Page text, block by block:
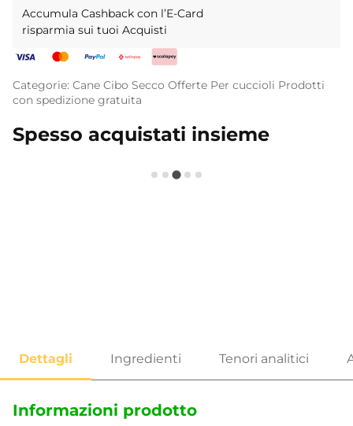
Accumula Cashback con l’E-Card
risparmia sui tuoi Acquisti
Categorie: Cane Cibo Secco Offerte Per cuccioli Prodotti
con spedizione gratuita
Spesso acquistati insieme
Informazioni prodotto